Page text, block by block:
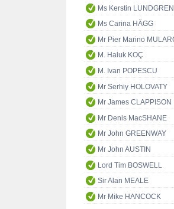
Ms Kerstin LUNDGREN
Ms Carina HÄGG
Mr Pier Marino
M. Haluk KOÇ
M. Ivan POPESCU
Mr Serhiy HOLOVATY
Mr James CLAPPISON
Mr Denis MacSHANE
Mr John GREENWAY
Mr John AUSTIN
Lord Tim BOSWELL
Sir Alan MEALE
Mr Mike HANCOCK